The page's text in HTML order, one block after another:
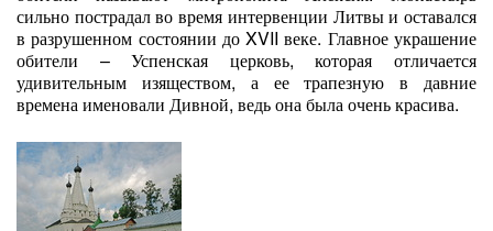
сильно пострадал во время интервенции Литвы и оставался
в разрушенном состоянии до XVII веке. Главное украшение
обители – Успенская церковь, которая отличается
удивительным изяществом, а ее трапезную в давние
времена именовали Дивной, ведь она была очень красива.